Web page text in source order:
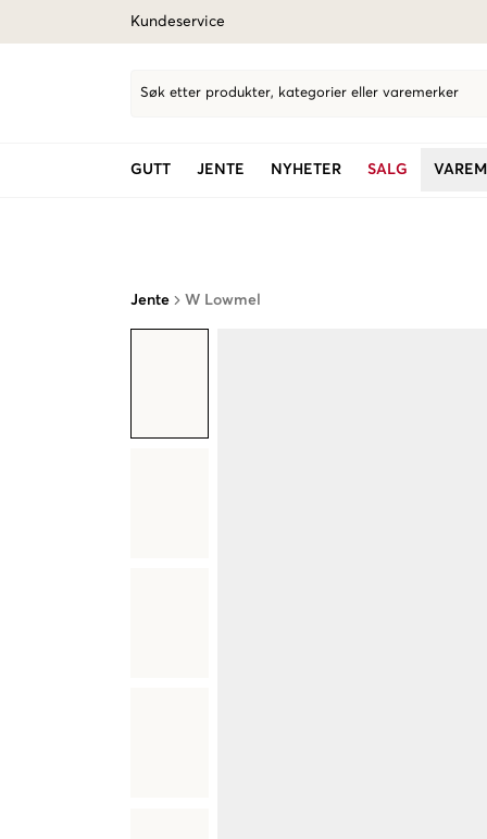
Kundeservice
Søk etter produkter, kategorier eller varemerker
GUTT JENTE NYHETER SALG
Jente W Lowmel